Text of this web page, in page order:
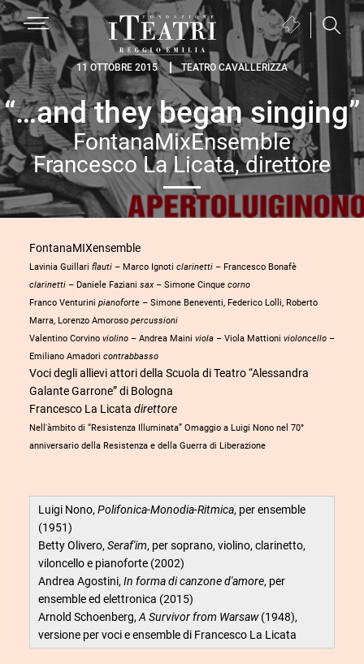
Passa
alla
navigazione
primaria
Passa
al
contenuto
principale
Passa
al
piè
di
pagina
MENU
Fondazione
Teatri
Reggio
Emilia
Biglietteria
(si
apre
in
una
nuova
finestra)
11 OTTOBRE 2015 TEATRO CAVALLERIZZA
“…and they began singing”
FontanaMixEnsemble
Francesco La Licata, direttore
FontanaMIXensemble
Lavinia Guillari flauti – Marco Ignoti clarinetti – Francesco Bonafè
clarinetti – Daniele Faziani sax– Simone Cinque corno
Franco Venturini pianoforte – Simone Beneventi, Federico Lolli, Roberto
Marra, Lorenzo Amoroso percussioni
Valentino Corvino violino – Andrea Maini viola – Viola Mattioni violoncello –
Emiliano Amadori contrabbasso
Voci degli allievi attori della Scuola di Teatro “Alessandra
Galante Garrone” di Bologna
Francesco La Licata direttore
Nell'àmbito di “Resistenza Illuminata” Omaggio a Luigi Nono nel 70°
anniversario della Resistenza e della Guerra di Liberazione
Luigi Nono, Polifonica-Monodia-Ritmica, per ensemble
(1951)
Betty Olivero, Seraf'im, per soprano, violino, clarinetto,
viloncello e pianoforte (2002)
Andrea Agostini, In forma di canzone d'amore, per
ensemble ed elettronica (2015)
Arnold Schoenberg, A Survivor from Warsaw(1948),
versione per voci e ensemble di Francesco La Licata